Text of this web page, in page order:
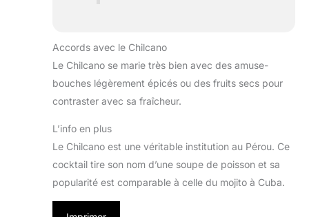
Accords avec le Chilcano
Le Chilcano se marie très bien avec des amuse-
bouches légèrement épicés ou des fruits secs pour
contraster avec sa fraîcheur.
L’info en plus
Le Chilcano est une véritable institution au Pérou. Ce
cocktail tire son nom d’une soupe de poisson et sa
popularité est comparable à celle du mojito à Cuba.